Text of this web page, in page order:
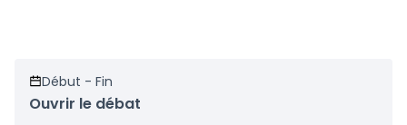
Début - Fin
Ouvrir le débat